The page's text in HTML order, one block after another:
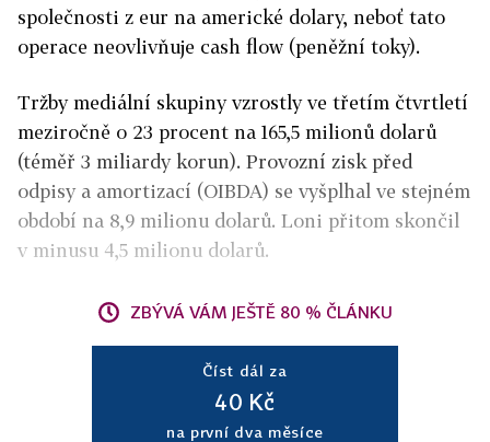
společnosti z eur na americké dolary, neboť tato
operace neovlivňuje cash flow (peněžní toky).
Tržby mediální skupiny vzrostly ve třetím čtvrtletí
meziročně o 23 procent na 165,5 milionů dolarů
(téměř 3 miliardy korun). Provozní zisk před
odpisy a amortizací (OIBDA) se vyšplhal ve stejném
období na 8,9 milionu dolarů. Loni přitom skončil
v minusu 4,5 milionu dolarů.
ZBÝVÁ VÁM JEŠTĚ 80 % ČLÁNKU
Číst dál za
40 Kč
na první dva měsíce